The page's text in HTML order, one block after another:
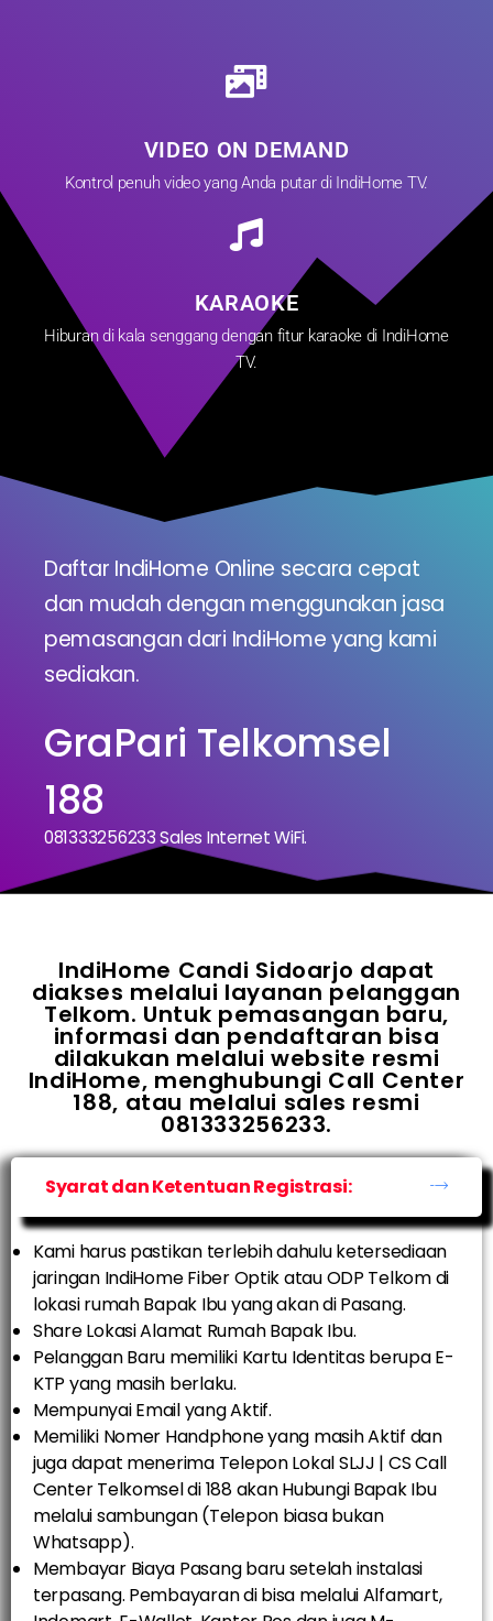
VIDEO ON DEMAND
Kontrol penuh video yang Anda putar di IndiHome TV.
KARAOKE
Hiburan di kala senggang dengan fitur karaoke di IndiHome
TV.
Daftar IndiHome Online secara cepat
dan mudah dengan menggunakan jasa
pemasangan dari IndiHome yang kami
sediakan.
GraPari Telkomsel
188
081333256233 Sales Internet WiFi.
IndiHome Candi Sidoarjo dapat
diakses melalui layanan pelanggan
Telkom. Untuk pemasangan baru,
informasi dan pendaftaran bisa
dilakukan melalui website resmi
IndiHome, menghubungi Call Center
188, atau melalui sales resmi
081333256233.
Syarat dan Ketentuan Registrasi:
Kami harus pastikan terlebih dahulu ketersediaan
jaringan IndiHome Fiber Optik atau ODP Telkom di
lokasi rumah Bapak Ibu yang akan di Pasang.
Share Lokasi Alamat Rumah Bapak Ibu.
Pelanggan Baru memiliki Kartu Identitas berupa E-
KTP yang masih berlaku.
Mempunyai Email yang Aktif.
Memiliki Nomer Handphone yang masih Aktif dan
juga dapat menerima Telepon Lokal SLJJ | CS Call
Center Telkomsel di 188 akan Hubungi Bapak Ibu
melalui sambungan (Telepon biasa bukan
Whatsapp).
Membayar Biaya Pasang baru setelah instalasi
terpasang. Pembayaran di bisa melalui Alfamart,